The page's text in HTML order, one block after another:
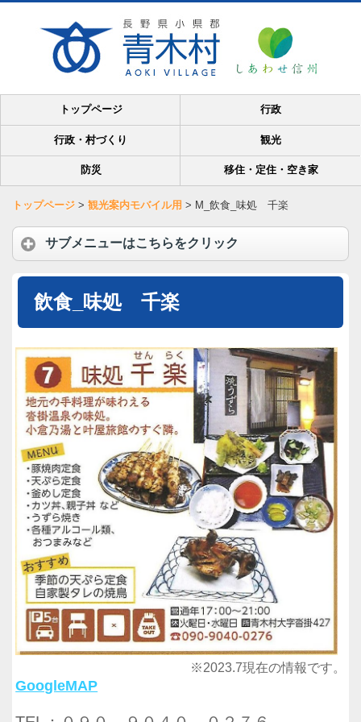
トップページ 行政
行政・村づくり 観光
防災 移住・定住・空き家
トップページ > 観光案内モバイル用 > M_飲食_味処 千楽
サブメニューはこちらをクリック
飲食_味処 千楽
※2023.7現在の情報です。
GoogleMAP